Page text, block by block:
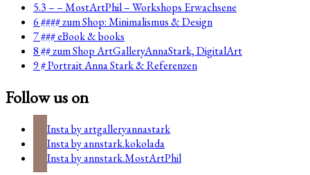
5.3 – – MostArtPhil – Workshops Erwachsene
6 #### zum Shop: Minimalismus & Design
7 ### eBook & books
8 ## zum Shop ArtGalleryAnnaStark, DigitalArt
9 # Portrait Anna Stark & Referenzen
Follow us on
Insta by artgalleryannastark
Insta by annstark.kokolada
Insta by annstark.MostArtPhil